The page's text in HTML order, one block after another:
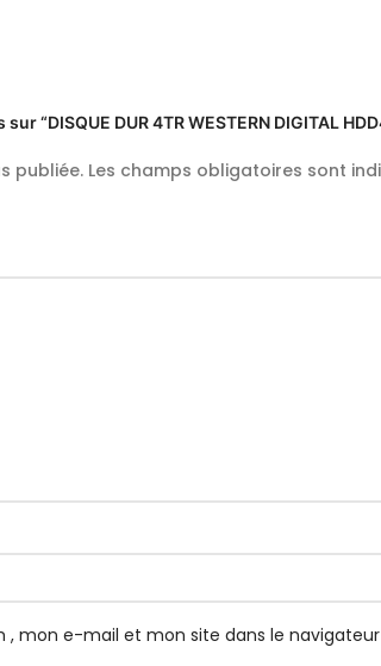
“DISQUE DUR 4TR WESTERN DIGITAL
publiée. Les champs obligatoires sont
, mon e-mail et mon site dans le